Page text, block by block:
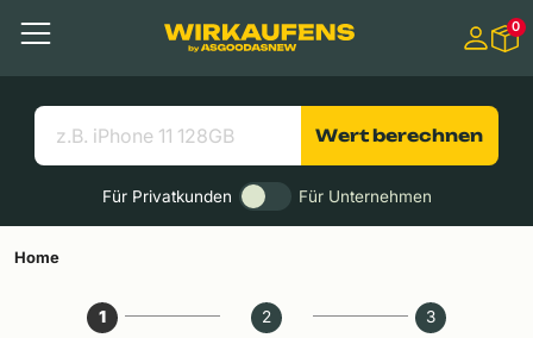
Menü
Suchen
Nützliche Links
0
Wert berechnen
Für Privatkunden Für Unternehmen
Home
1
2
3